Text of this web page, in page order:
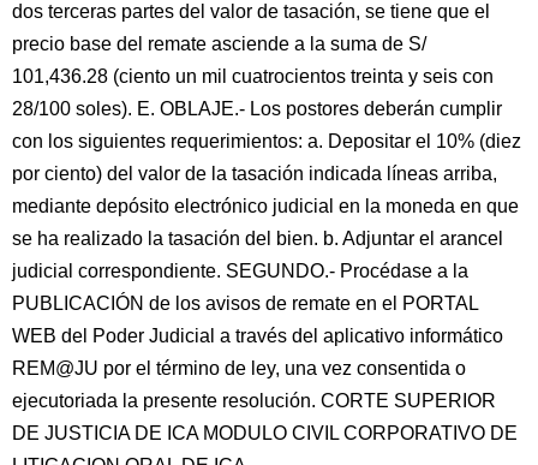
dos terceras partes del valor de tasación, se tiene que el
precio base del remate asciende a la suma de S/
101,436.28 (ciento un mil cuatrocientos treinta y seis con
28/100 soles). E. OBLAJE.- Los postores deberán cumplir
con los siguientes requerimientos: a. Depositar el 10% (diez
por ciento) del valor de la tasación indicada líneas arriba,
mediante depósito electrónico judicial en la moneda en que
se ha realizado la tasación del bien. b. Adjuntar el arancel
judicial correspondiente. SEGUNDO.- Procédase a la
PUBLICACIÓN de los avisos de remate en el PORTAL
WEB del Poder Judicial a través del aplicativo informático
REM@JU por el término de ley, una vez consentida o
ejecutoriada la presente resolución. CORTE SUPERIOR
DE JUSTICIA DE ICA MODULO CIVIL CORPORATIVO DE